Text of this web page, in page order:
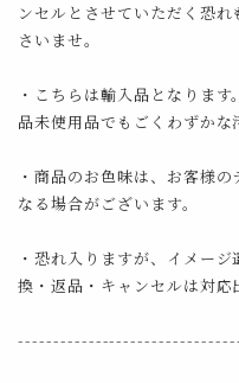
ンセルとさせていただく恐
さいませ。
・こちらは輸入品となりま
品未使用品でもごくわずかな
・商品のお色味は、お客様
なる場合がございます。
・恐れ入りますが、イメー
換・返品・キャンセルは対応